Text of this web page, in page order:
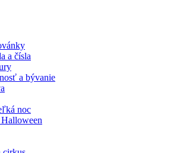
a čísla
a bývanie
noc
Halloween